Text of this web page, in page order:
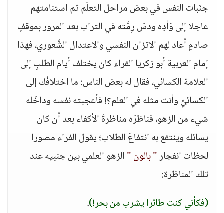
جنَبات النفس في بعض مراحل التعلّم ثم استنامتهم
عاجلا إلى وَأدِه ودسّ رِمَّته في التراب بعد المرور بموقفٍ
صادمٍ أعاد لهم الاتزان النفسي والاعتدال الشُّعوري، فهذا
إمام العربية أبو زكريا الفراء كان يختلف أيام الطلبِ إلى
العلامة الكسائي، فقال له بعض الناس: ما اختلافُك إلى
الكسائيِّ وأنت مثله في العلم؟! فأعجبته نفسه وداخَله
شيء من الزهو، فناظرَه مناظرةَ الأكفاء بعد أن كان
يسائله وينتفع به انتفاعَ الطلاب؛ يقول الفراء مصورا
لحظات انفجار" بالون "الزهو العلمي بين جنبيه عند
تلك المناظرة:
(فكأني كنت طائرا يشرب من بحر!).